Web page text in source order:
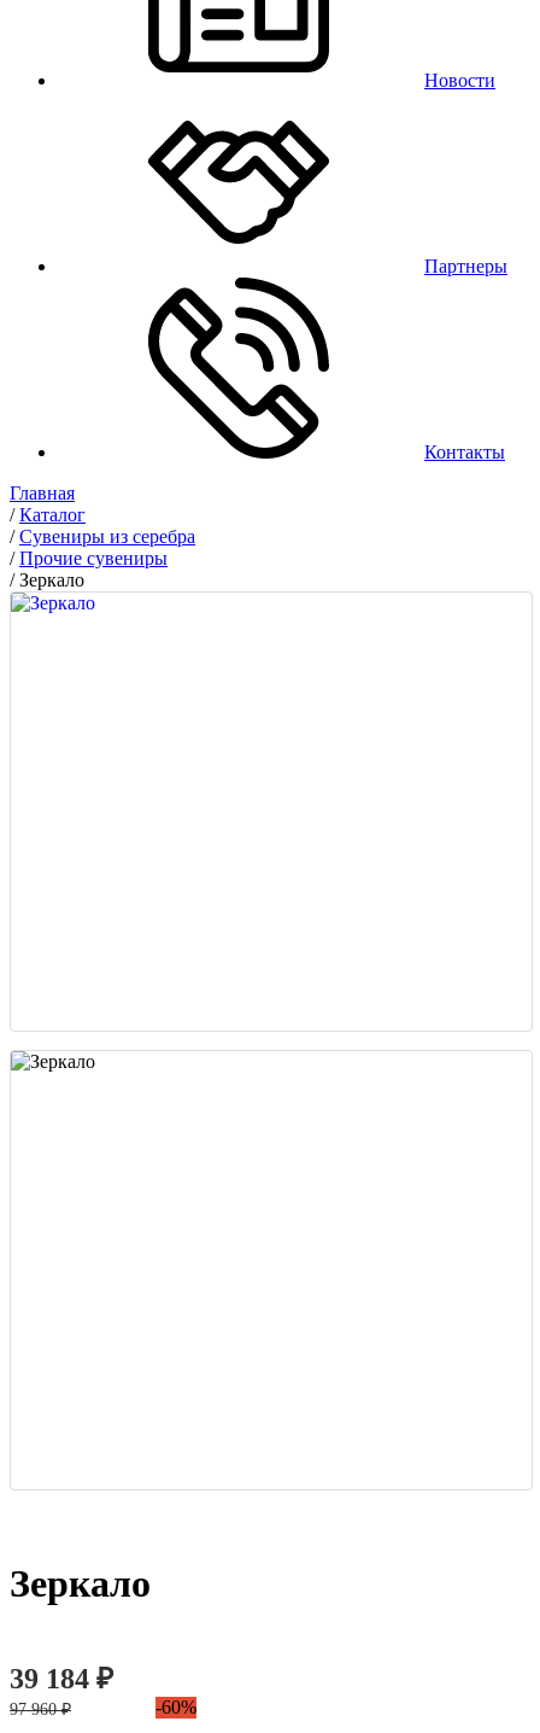
Новости
Партнеры
Контакты
Главная
/Каталог
/Сувениры из серебра
/Прочие сувениры
/Зеркало
Зеркало
39 184 ₽
97 960 ₽ -60%